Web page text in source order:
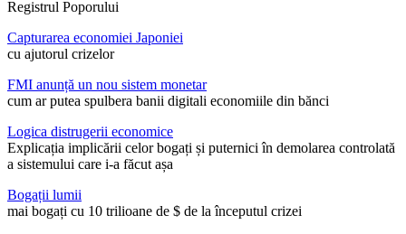
Registrul Poporului
Capturarea economiei Japoniei
cu ajutorul crizelor
FMI anunță un nou sistem monetar
cum ar putea spulbera banii digitali economiile din bănci
Logica distrugerii economice
Explicația implicării celor bogați și puternici în demolarea controlată
a sistemului care i-a făcut așa
Bogații lumii
mai bogați cu 10 trilioane de $ de la începutul crizei